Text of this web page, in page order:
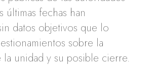
últimas fechas han
datos objetivos que lo
sobre la
unidad y su posible cierre.